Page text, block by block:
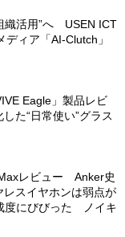
織活用”へ USEN ICT
ィア「AI-Clutch」
Eagle」製品レビ
た“日常使い”グラス
レビュー Anker史
スイヤホンは弱点が
度にびびった ノイキ